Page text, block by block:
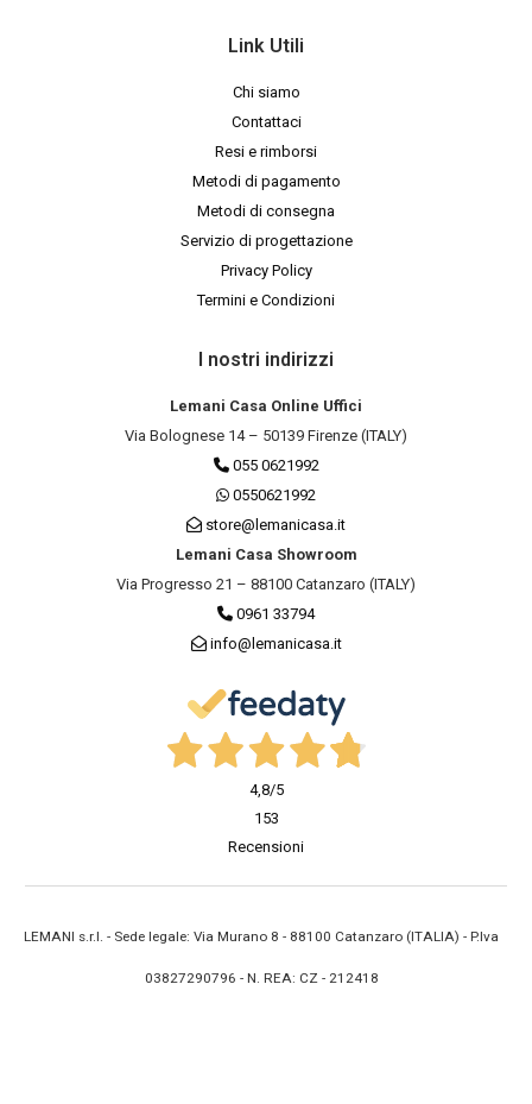
Link Utili
Chi siamo
Contattaci
Resi e rimborsi
Metodi di pagamento
Metodi di consegna
Servizio di progettazione
Privacy Policy
Termini e Condizioni
I nostri indirizzi
Lemani Casa Online Uffici
Via Bolognese 14 – 50139 Firenze (ITALY)
055 0621992
0550621992
store@lemanicasa.it
Lemani Casa Showroom
Via Progresso 21 – 88100 Catanzaro (ITALY)
0961 33794
info@lemanicasa.it
4,8/5
153
Recensioni
LEMANI s.r.l. - Sede legale: Via Murano 8 - 88100 Catanzaro (ITALIA) - P.Iva
03827290796 - N. REA: CZ - 212418